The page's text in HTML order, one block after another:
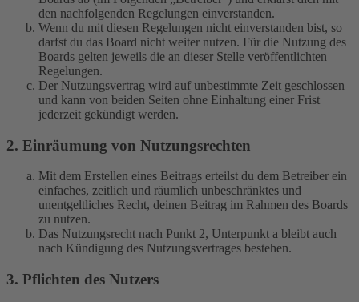
den nachfolgenden Regelungen einverstanden.
Wenn du mit diesen Regelungen nicht einverstanden bist, so
darfst du das Board nicht weiter nutzen. Für die Nutzung des
Boards gelten jeweils die an dieser Stelle veröffentlichten
Regelungen.
Der Nutzungsvertrag wird auf unbestimmte Zeit geschlossen
und kann von beiden Seiten ohne Einhaltung einer Frist
jederzeit gekündigt werden.
2. Einräumung von Nutzungsrechten
Mit dem Erstellen eines Beitrags erteilst du dem Betreiber ein
einfaches, zeitlich und räumlich unbeschränktes und
unentgeltliches Recht, deinen Beitrag im Rahmen des Boards
zu nutzen.
Das Nutzungsrecht nach Punkt 2, Unterpunkt a bleibt auch
nach Kündigung des Nutzungsvertrages bestehen.
3. Pflichten des Nutzers